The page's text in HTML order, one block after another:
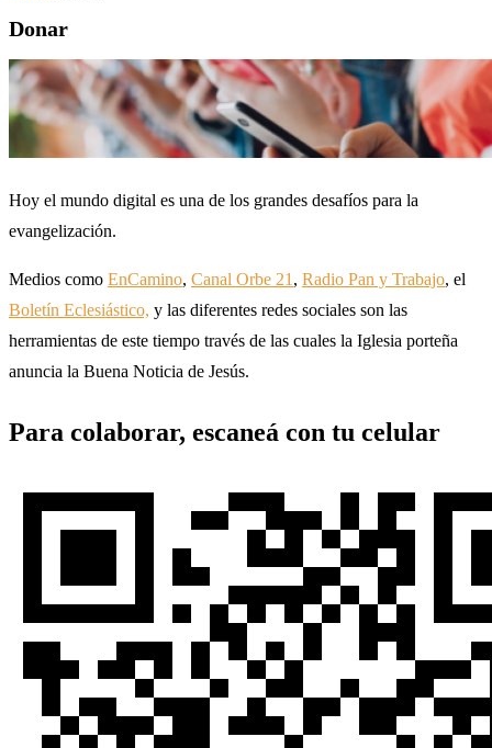
Donar
Hoy el mundo digital es una de los grandes desafíos para la
evangelización.
Medios como EnCamino, Canal Orbe 21 , Radio Pan y Trabajo, el
Boletín Eclesiástico, y las diferentes redes sociales son las
herramientas de este tiempo través de las cuales la Iglesia porteña
anuncia la Buena Noticia de Jesús.
Para colaborar, escaneá con tu celular